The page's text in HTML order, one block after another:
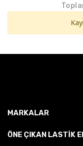
MARKALAR
ÖNE ÇIKAN LASTIK